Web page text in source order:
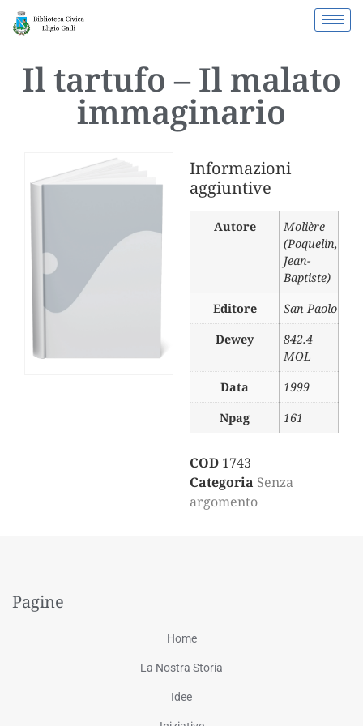
Il tartufo – Il malato
immaginario
Informazioni
aggiuntive
Autore
Molière
(Poquelin,
Jean-
Baptiste)
Editore
San Paolo
Dewey
842.4
MOL
Data
1999
Npag
161
COD 1743
Categoria Senza
argomento
Pagine
Home
La Nostra Storia
Idee